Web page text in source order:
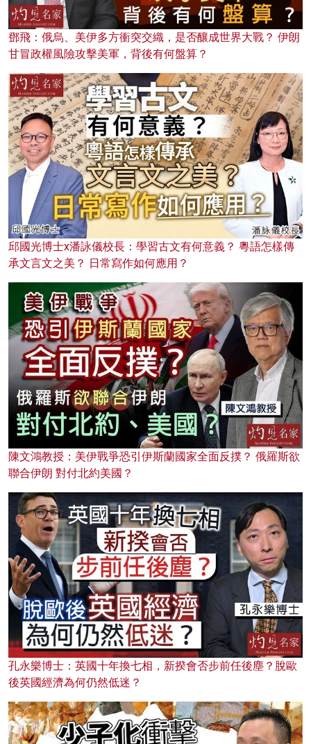
鄧飛：俄烏、美伊多方衝突交織，是否釀成世界大戰？ 伊朗
甘冒政權風險攻擊美軍，背後有何盤算？
邱國光博士x潘詠儀校長：學習古文有何意義？ 粵語怎樣傳
承文言文之美？ 日常寫作如何應用？
陳文鴻教授：美伊戰爭恐引伊斯蘭國家全面反撲？ 俄羅斯欲
聯合伊朗 對付北約美國？
孔永樂博士：英國十年換七相，新揆會否步前任後塵？脫歐
後英國經濟為何仍然低迷？